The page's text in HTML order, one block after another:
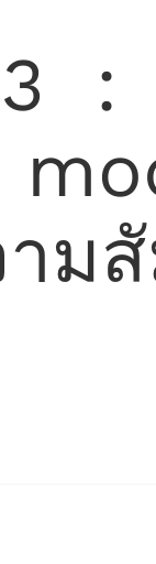
3 :
ม